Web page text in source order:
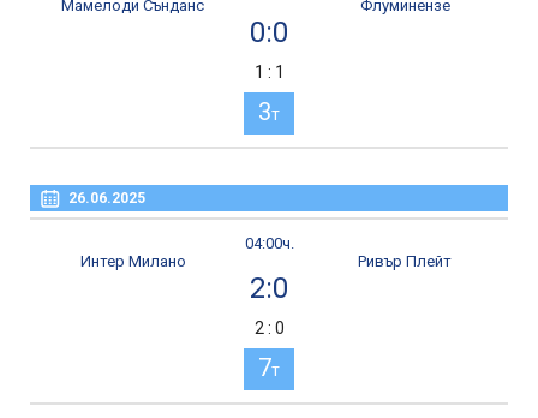
Мамелоди Сънданс
0:0
Флуминензе
1 : 1
3т
26.06.2025
04:00ч.
Интер Милано
2:0
Ривър Плейт
2 : 0
7т